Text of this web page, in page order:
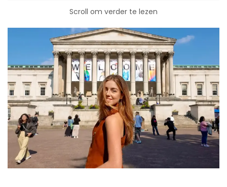
Scroll om verder te lezen